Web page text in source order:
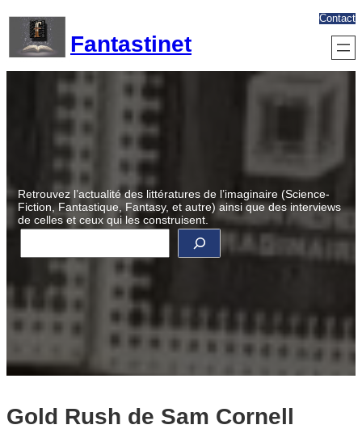
contenu
Fantastinet
Contact
Retrouvez l’actualité des littératures de l’imaginaire (Science-
Fiction, Fantastique, Fantasy, et autre) ainsi que des interviews
de celles et ceux qui les construisent.
R
c
c
h
e
Gold Rush de Sam Cornell